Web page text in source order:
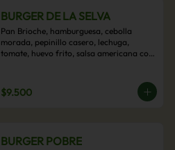
BURGER DE LA SELVA
Pan Brioche, hamburguesa, cebolla
morada, pepinillo casero, lechuga,
tomate, huevo frito, salsa americana con
$9.500
BURGER POBRE